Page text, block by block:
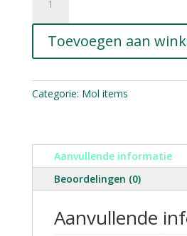
Vrijstelling
sleutelhanger
aantalToevoegen aan
Categorie: Mol items
Aanvullende informatie
Beoordelingen (0)
Aanvullende